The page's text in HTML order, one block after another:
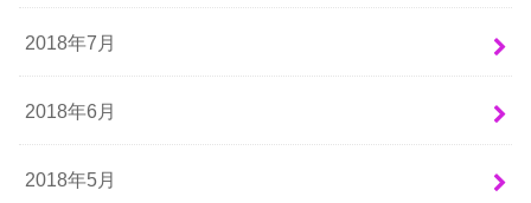
2018年7月
2018年6月
2018年5月